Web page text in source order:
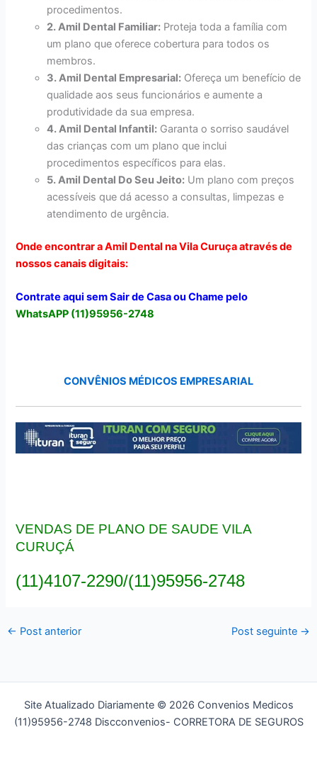
procedimentos.
2. Amil Dental Familiar: Proteja toda a família com
um plano que oferece cobertura para todos os
membros.
3. Amil Dental Empresarial: Ofereça um benefício de
qualidade aos seus funcionários e aumente a
produtividade da sua empresa.
4. Amil Dental Infantil: Garanta o sorriso saudável
das crianças com um plano que inclui
procedimentos específicos para elas.
5. Amil Dental Do Seu Jeito: Um plano com preços
acessíveis que dá acesso a consultas, limpezas e
atendimento de urgência.
Onde encontrar a Amil Dental na Vila Curuça através de
nossos canais digitais:
Contrate aqui sem Sair de Casa ou Chame pelo
WhatsAPP (11)95956-2748
CONVÊNIOS MÉDICOS EMPRESARIAL
VENDAS DE PLANO DE SAUDE VILA
CURUÇÁ
(11)4107-2290/(11)95956-2748
← Post anterior Post seguinte →
Site Atualizado Diariamente © 2026 Convenios Medicos
(11)95956-2748 Discconvenios- CORRETORA DE SEGUROS